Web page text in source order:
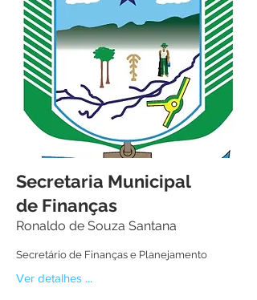
Secretaria Municipal
de Finanças
Ronaldo de Souza Santana
Secretário de Finanças e Planejamento
Ver detalhes ...